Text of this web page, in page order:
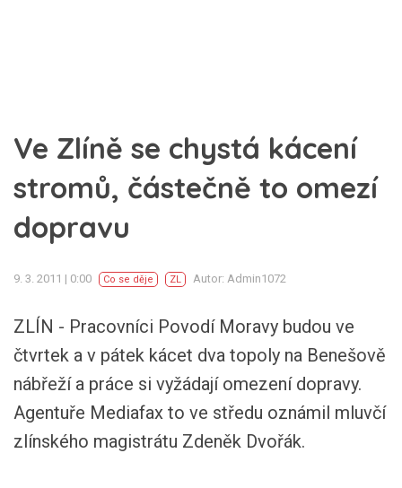
Ve Zlíně se chystá kácení
stromů, částečně to omezí
dopravu
9. 3. 2011 | 0:00 Co se děje ZL Autor: Admin1072
ZLÍN - Pracovníci Povodí Moravy budou ve
čtvrtek a v pátek kácet dva topoly na Benešově
nábřeží a práce si vyžádají omezení dopravy.
Agentuře Mediafax to ve středu oznámil mluvčí
zlínského magistrátu Zdeněk Dvořák.